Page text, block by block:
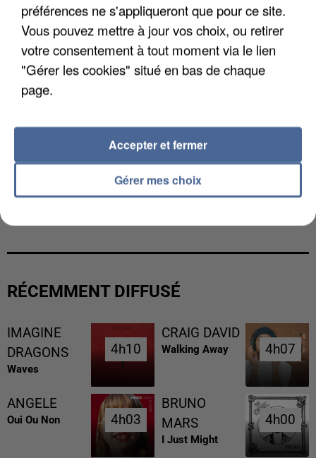
L’UN DES FONDATEURS SUPPOSÉS DE LA DZ
RÉCEMMENT DIFFUSÉ
IMAGINE
DRAGONS
Waves
4h10
4h10
CRAIG DAVID
Walking Away 4h07
4h07
ANGELE
Oui Ou Non 4h03
4h03
BRUNO
MARS
I Just Might
4h00
4h00
préférences ne s'appliqueront que pour ce site.
Vous pouvez mettre à jour vos choix, ou retirer
votre consentement à tout moment via le lien
"Gérer les cookies" situé en bas de chaque
page.
Gérer mes choix
Accepter et fermer